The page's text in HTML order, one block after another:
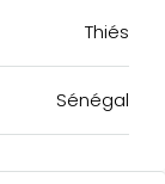
Thiés
Sénégal